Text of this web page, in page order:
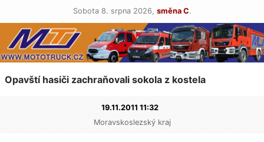
Sobota 8. srpna 2026, směna C.
Opavští hasiči zachraňovali sokola z kostela
19.11.2011 11:32
Moravskoslezský kraj